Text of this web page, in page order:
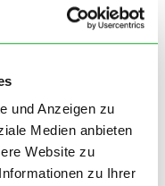
und Anzeigen zu
Medien anbieten
Website zu
zu Ihrer